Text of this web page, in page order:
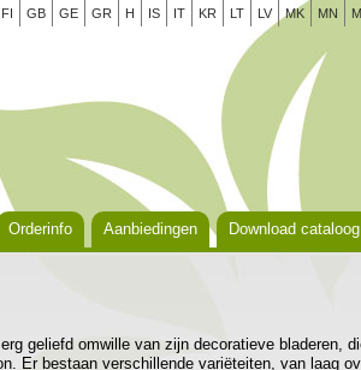
FI GB GE GR H IS IT KR LT LV MK MN
Orderinfo Aanbiedingen Download cataloog
geliefd omwille van zijn decoratieve bladeren,
Er bestaan verschillende variëteiten, van laag